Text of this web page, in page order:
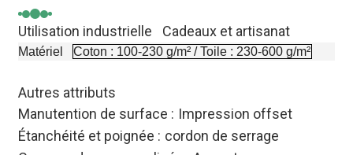
Utilisation industrielle Cadeaux et artisanat
Matériel Coton : 100-230 g/m² / Toile : 230-600 g/m²
Autres attributs
Manutention de surface : Impression offset
Étanchéité et poignée : cordon de serrage